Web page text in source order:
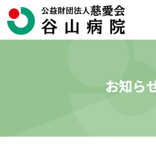
お知ら